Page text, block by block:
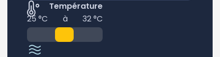
Température
25 °C
à 32 °C